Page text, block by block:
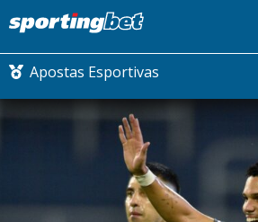
Apostas Esportivas
CONMEBOL LIBERTADORES
FUTEBOL NACIONAL